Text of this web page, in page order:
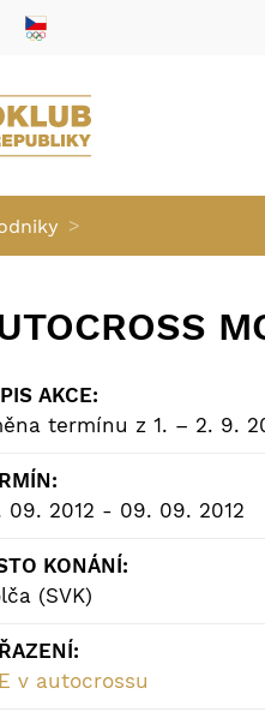
>
AKCE:
termínu z 1. – 2. 9.
09. 2012 - 09. 09. 2012
KONÁNÍ:
(SVK)
v autocrossu